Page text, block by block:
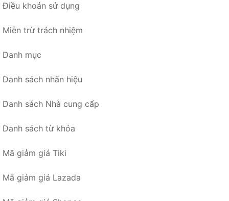
Điều khoản sử dụng
Miễn trừ trách nhiệm
Danh mục
Danh sách nhãn hiệu
Danh sách Nhà cung cấp
Danh sách từ khóa
Mã giảm giá Tiki
Mã giảm giá Lazada